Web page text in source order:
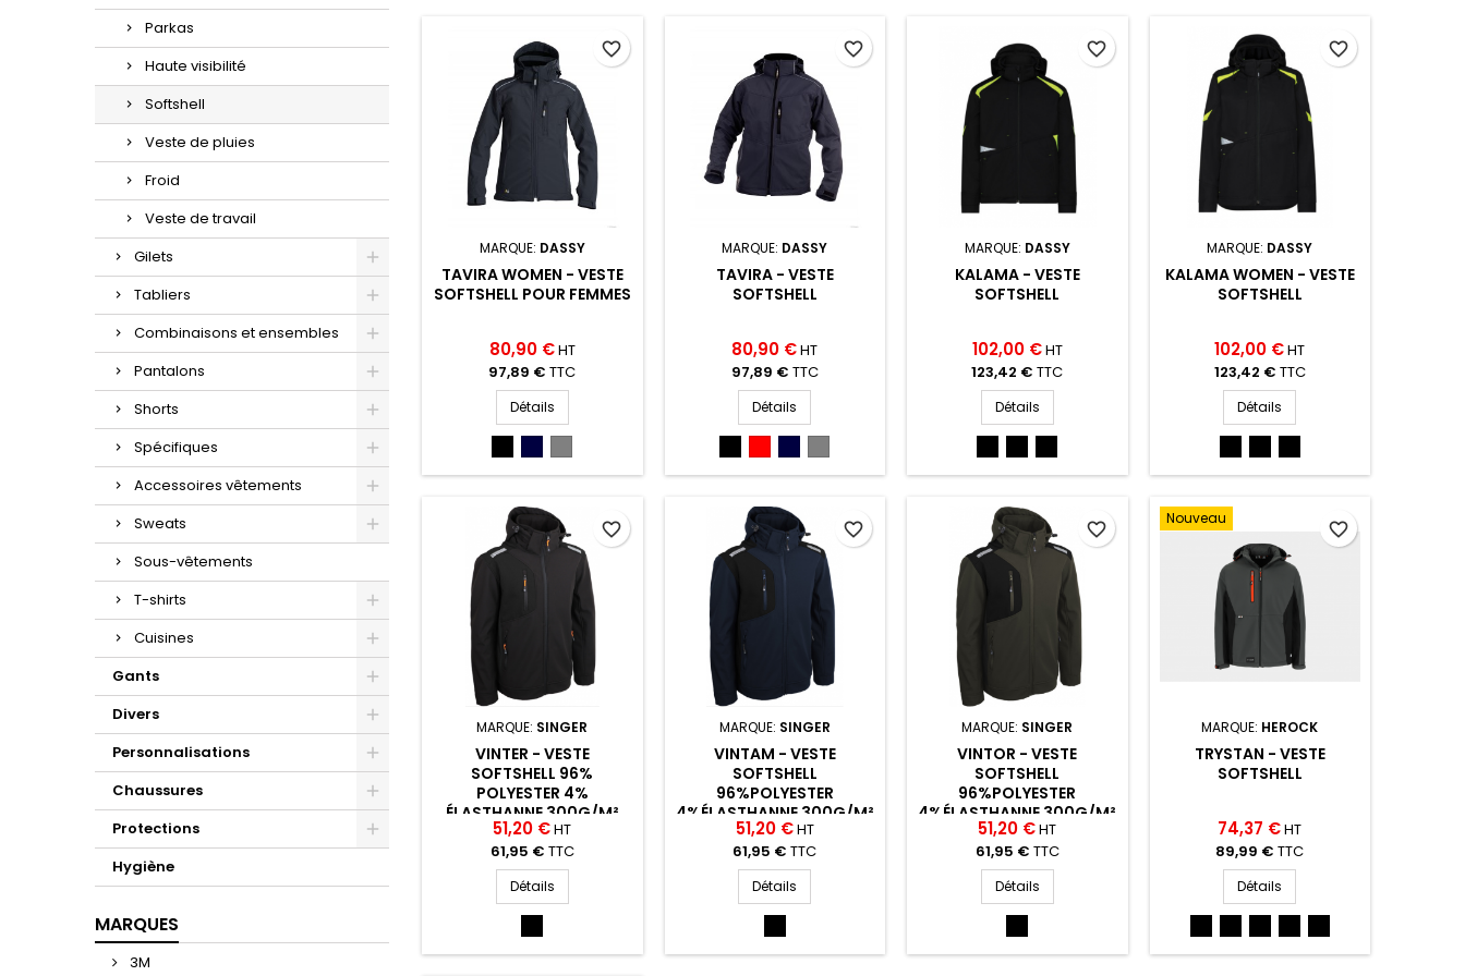
Parkas
Haute visibilité
Softshell
Veste de pluies
Froid
Veste de travail
Gilets
Tabliers
Combinaisons et ensembles
Pantalons
Shorts
Spécifiques
Accessoires vêtements
Sweats
Sous-vêtements
T-shirts
Cuisines
Gants
Divers
Personnalisations
Chaussures
Protections
Hygiène
MARQUES
3M
MARQUE: DASSY
TAVIRA WOMEN - VESTE
SOFTSHELL POUR FEMMES
80,90 €HT
97,89 € TTC
Détails
(NOIR)(MARINE)
CIM
(GRIS
favorite_border
MARQUE: DASSY
TAVIRA - VESTE
SOFTSHELL
80,90 €HT
97,89 € TTC
Détails
(NOIR)(ROUGE)
(MARINE)
CIM
(GRIS
favorite_border
MARQUE: DASSY
KALAMA - VESTE
SOFTSHELL
102,00 €HT
123,42 € TTC
Détails
FLUO
(NO/JA)
NUIT/FLUO
JAUNE
(BLN/FJ)
(NOIR/ORANG)
favorite_border
MARQUE: DASSY
KALAMA WOMEN - VESTE
SOFTSHELL
102,00 €HT
123,42 € TTC
Détails
FLUO
(NO/JA)
NUIT/FLUO
JAUNE
(NOIR/ORANG)
favorite_border
MARQUE: SINGER
VINTER - VESTE
SOFTSHELL 96%
POLYESTER 4%
ÉLASTHANNE 300G/M²
51,20 €HT
61,95 € TTC
Détails
(NOIR)
favorite_border
MARQUE: SINGER
VINTAM - VESTE
SOFTSHELL
96%POLYESTER
4%ÉLASTHANNE 300G/M²
51,20 €HT
61,95 € TTC
Détails
(MARIN/NOIR)
favorite_border
MARQUE: SINGER
VINTOR - VESTE
SOFTSHELL
96%POLYESTER
4%ÉLASTHANNE 300G/M²
51,20 €HT
61,95 € TTC
Détails
(NOIR)
favorite_border
Nouveau
MARQUE: HEROCK
TRYSTAN - VESTE
SOFTSHELL
74,37 €HT
89,99 € TTC
Détails
(NOIR)(AN/NO)(MARIN/NOIR)
(KHAKI/NOIR)
(ROUGE/NOIR)
favorite_border